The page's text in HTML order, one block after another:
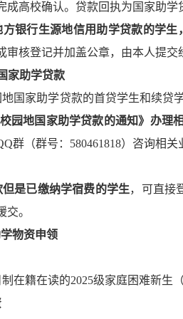
成高校确认。贷款回执为国家助
方银行生源地信用助学贷款的学生
审核登记并加盖公章，由本人提
家助学贷款
国家助学贷款的首贷学生和续贷
校园地国家助学贷款的通知》办理
群（群号：580461818）咨询相关
是已缴纳学宿费的学生，可直接
交。
学物资申领
在籍在读的2025级家庭困难新生